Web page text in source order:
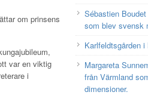
om prinsens
var en viktig
i
Sébastien
som blev svensk
Karlfeldtsgården i
Margareta
från Värmland
dimensioner.